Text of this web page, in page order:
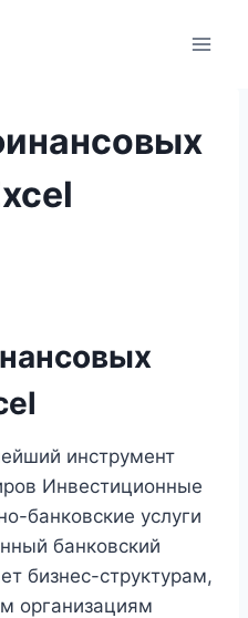
инструмент
Инвестиционные
банковские услуги
банковский
бизнес-структурам,
организациям